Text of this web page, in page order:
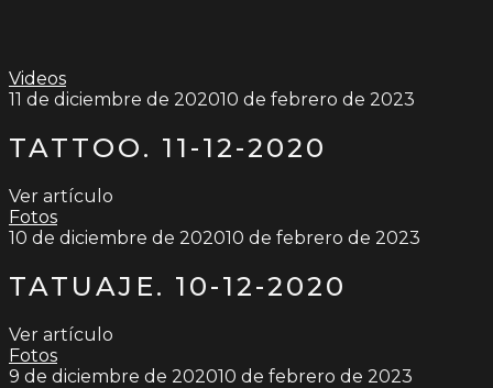
Videos
11 de diciembre de 202010 de febrero de 2023
TATTOO. 11-12-2020
Ver artículo
Fotos
10 de diciembre de 202010 de febrero de 2023
TATUAJE. 10-12-2020
Ver artículo
Fotos
9 de diciembre de 202010 de febrero de 2023